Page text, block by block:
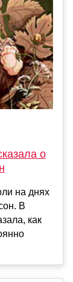
о
на днях
В
как